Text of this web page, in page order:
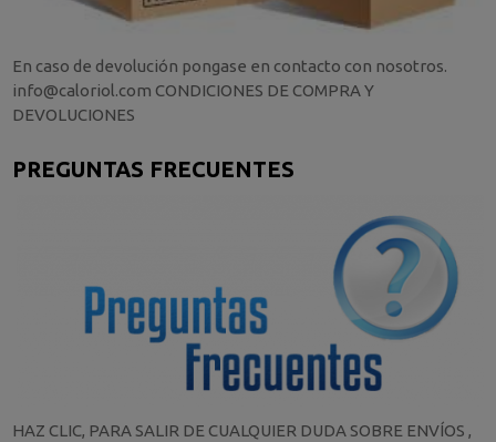
En caso de devolución pongase en contacto con nosotros.
info@caloriol.com CONDICIONES DE COMPRA Y
DEVOLUCIONES
PREGUNTAS FRECUENTES
HAZ CLIC, PARA SALIR DE CUALQUIER DUDA SOBRE ENVÍOS ,